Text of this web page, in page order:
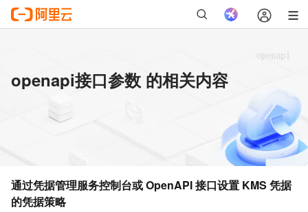
openapi接口参数 的相关内容
通过凭据管理服务控制台或 OpenAPI 接口设置 KMS 凭据
的凭据策略